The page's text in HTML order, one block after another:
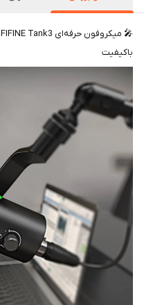
باکیفیت